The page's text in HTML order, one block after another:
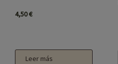
4,50€
Leer más